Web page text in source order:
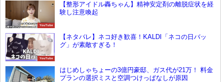
YouTube
【整形アイドル轟ちゃん】精神安定剤の離脱症状を経
験し注意喚起
YouTube
【ネタバレ】ネコ好き歓喜！KALDI「ネコの日バッ
グ」が素敵すぎる！
はじめしゃちょーの3億円豪邸、ガス代が21万！ 料金
プランの選択ミスと空調つけっぱなしが原因